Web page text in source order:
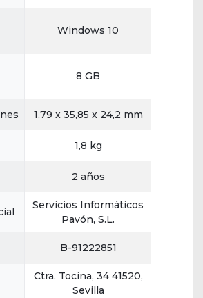
Windows 10
8 GB
1,79 x 35,85 x 24,2 mm
1,8 kg
2 años
Servicios Informáticos
Pavón, S.L.
B-91222851
Ctra. Tocina, 34 41520,
Sevilla